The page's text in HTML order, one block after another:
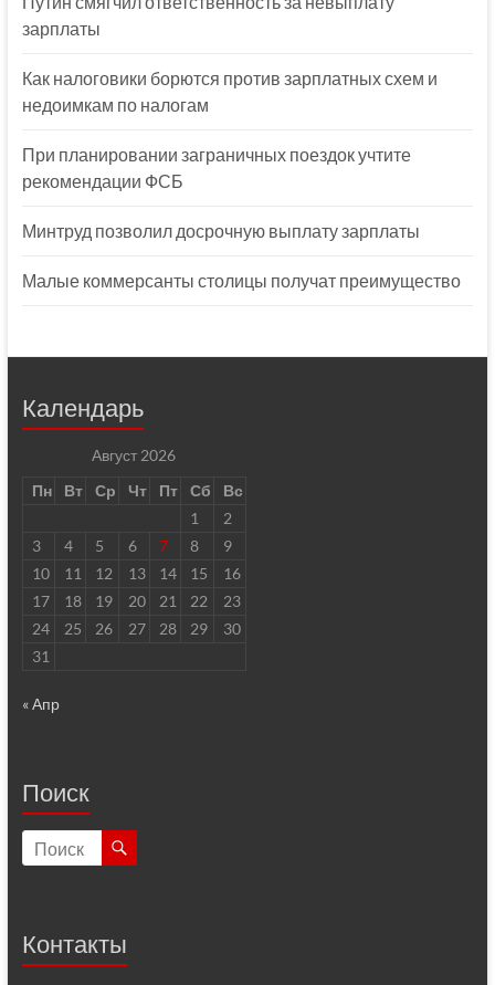
зарплаты
Как налоговики борются против зарплатных схем и
недоимкам по налогам
При планировании заграничных поездок учтите
рекомендации ФСБ
Минтруд позволил досрочную выплату зарплаты
Малые коммерсанты столицы получат преимущество
Календарь
Август 2026
Пн
Вт Ср Чт Пт Сб
Вс
1
2
3
4 5 6 7 8
9
10
11 12 13 14 15
16
17
18 19 20 21 22
23
24
25 26 27 28 29
30
31
« Апр
Поиск
Контакты